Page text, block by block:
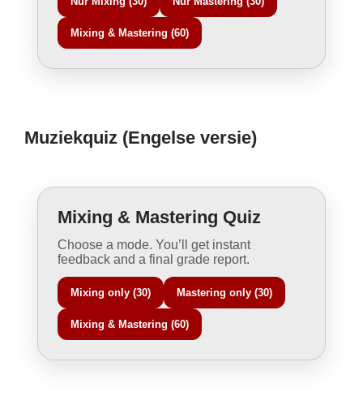
Muziekquiz (Engelse versie)